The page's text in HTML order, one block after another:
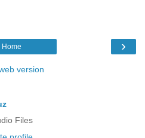
›
Home
version
Files